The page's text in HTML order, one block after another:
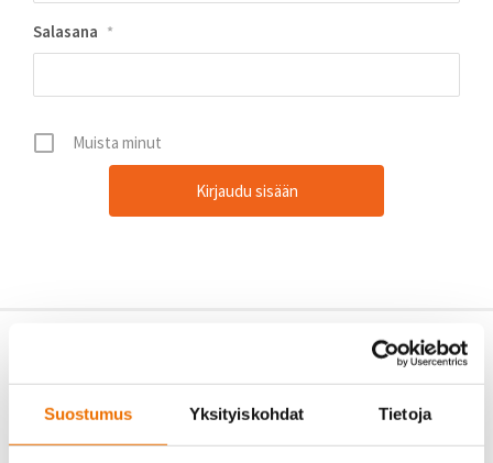
Suostumus Yksityiskohdat Tietoja
Salasana *
Muista minut